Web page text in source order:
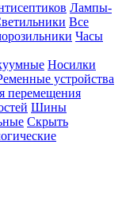
Лампы-
Все
Часы
Носилки
устройства
перемещения
Шины
Скрыть